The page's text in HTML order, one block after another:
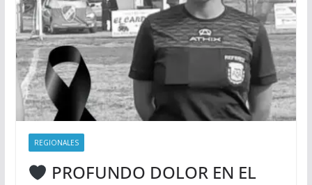
REGIONALES
PROFUNDO DOLOR EN EL